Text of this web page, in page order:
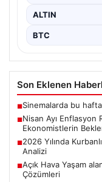
ALTIN
BTC
Son Eklenen
■Sinemalarda bu
■Nisan Ayı Enflasyon
Ekonomistlerin
■2026 Yılında
Analizi
■Açık Hava Yaşam
Çözümleri